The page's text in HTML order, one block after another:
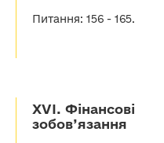
Питання: 156 - 165.
XVІ. Фінансові
зобов’язання